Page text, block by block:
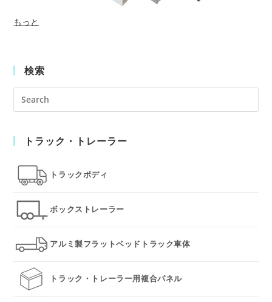
もっと
検索
トラック・トレーラー
トラックボディ
ボックストレーラー
アルミ製フラットベッドトラック車体
トラック・トレーラー用複合パネル